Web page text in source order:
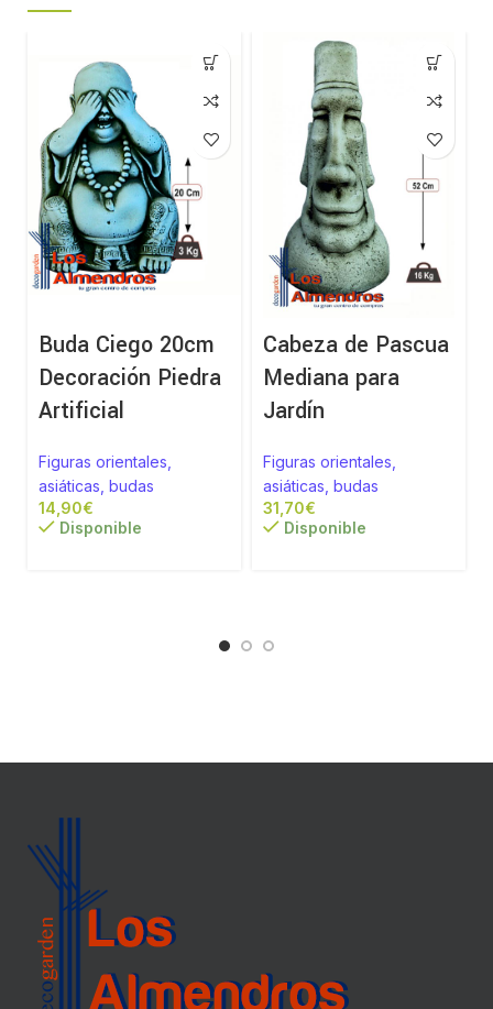
Buda Ciego 20cm
Decoración Piedra
Artificial
Figuras orientales,
asiáticas, budas
€
Disponible
Cabeza de Pascua
Mediana para
Jardín
Figuras orientales,
asiáticas, budas
€
Disponible